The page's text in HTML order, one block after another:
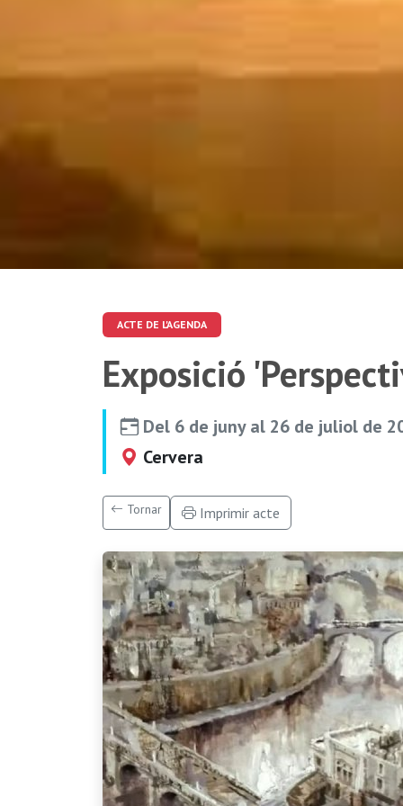
ACTE DE L'AGENDA
Exposició
Del 6 de juny al 26 de juliol de
Cervera
Tornar Imprimir acte